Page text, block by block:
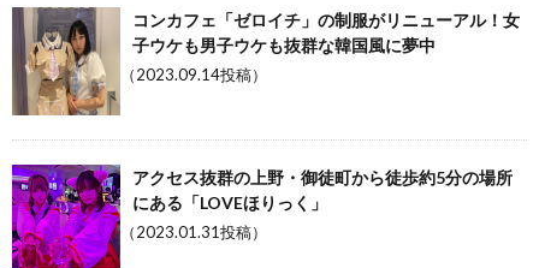
コンカフェ「ゼロイチ」の制服がリニューアル！女
子ウケも男子ウケも抜群な韓国風に夢中
（2023.09.14投稿）
アクセス抜群の上野・御徒町から徒歩約5分の場所
にある「LOVEほりっく」
（2023.01.31投稿）